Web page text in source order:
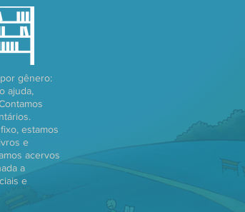
gênero:
ajuda,
estamos
e
acervos
a
e